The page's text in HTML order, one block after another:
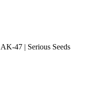
AK-47 | Serious Seeds